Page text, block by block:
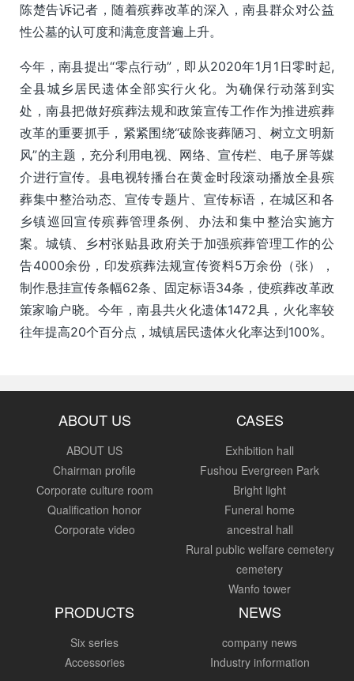
陈楚告诉记者，随着殡葬改革的深入，南县群众对公益
性公墓的认可度和满意度普遍上升。
今年，南县提出“零点行动”，即从2020年1月1日零时起,
全县城乡居民遗体全部实行火化。为确保行动落到实
处，南县把做好殡葬法规和政策宣传工作作为推进殡葬
改革的重要抓手，紧紧围绕“破除丧葬陋习、树立文明新
风”的主题，充分利用电视、网络、宣传栏、电子屏等媒
介进行宣传。县电视转播台在黄金时段滚动播放全县殡
葬集中整治动态、宣传专题片、宣传标语，在城区和各
乡镇巡回宣传殡葬管理条例、办法和集中整治实施方
案。城镇、乡村张贴县政府关于加强殡葬管理工作的公
告4000余份，印发殡葬法规宣传资料5万余份（张），
制作悬挂宣传条幅62条、固定标语34条，使殡葬改革政
策家喻户晓。今年，南县共火化遗体1472具，火化率较
往年提高20个百分点，城镇居民遗体火化率达到100%。
ABOUT US
ABOUT US
Chairman profile
Corporate culture room
Qualification honor
Corporate video
CASES
Exhibition hall
Fushou Evergreen Park
Bright light
Funeral home
ancestral hall
Rural public welfare cemetery
cemetery
Wanfo tower
PRODUCTS
Six series
Accessories
NEWS
company news
Industry information